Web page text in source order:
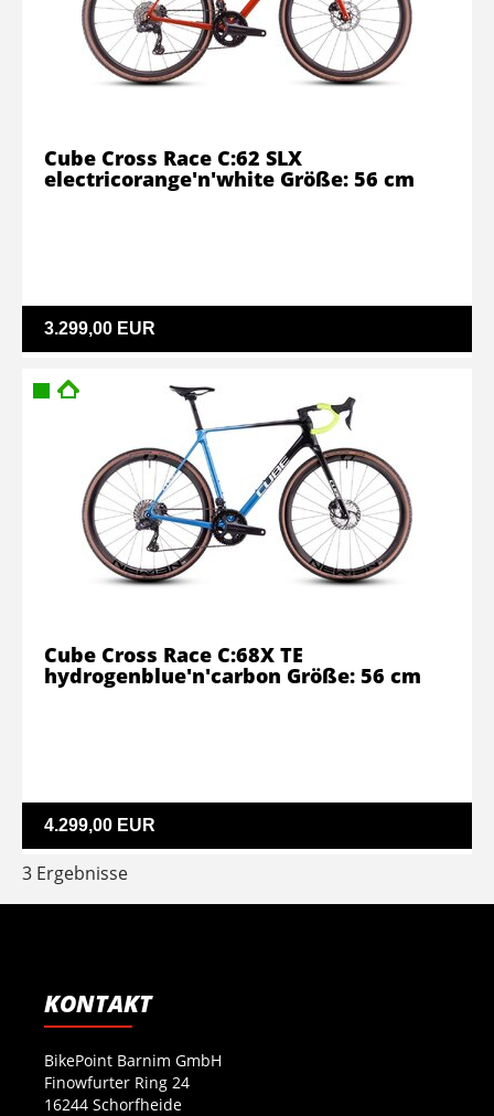
3.299,00 EUR
Cube Cross Race C:62 SLX
electricorange'n'white Größe: 56 cm
4.299,00 EUR
Cube Cross Race C:68X TE
hydrogenblue'n'carbon Größe: 56 cm
3 Ergebnisse
KONTAKT
BikePoint Barnim GmbH
Finowfurter Ring 24
16244 Schorfheide